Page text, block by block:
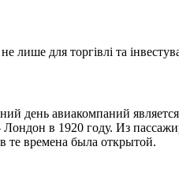
лише для торгівлі та
день авиакомпаний
в 1920 году. Из
те времена была открытой.